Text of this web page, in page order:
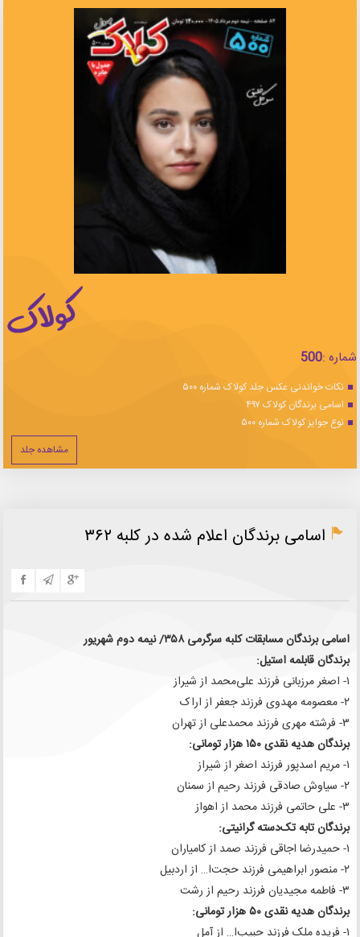
شماره :500
نکات خواندنی عکس جلد کولاک شماره ۵۰۰
اسامی برندگان کولاک ۴۹۷
نوع جوایز کولاک شماره ۵۰۰
مشاهده جلد
اسامی برندگان اعلام شده در کلبه ۳۶۲
اسامی برندگان مسابقات کلبه سرگرمی ۳۵۸/ نیمه دوم شهریور
برندگان قابلمه استیل:
۱- اصغر مرزبانی فرزند علی‌محمد از شیراز
۲- معصومه مهدوی فرزند جعفر از اراک
۳- فرشته مهری فرزند محمدعلی از تهران
برندگان هدیه نقدی ۱۵۰ هزار تومانی:
۱- مریم اسدپور فرزند اصغر از شیراز
۲- سیاوش صادقی فرزند رحیم از سمنان
۳- علی حاتمی فرزند محمد از اهواز
برندگان تابه تک‌دسته گرانیتی:
۱- حمیدرضا اجاقی فرزند صمد از کامیاران
۲- منصور ابراهیمی فرزند حجت‌ا… از اردبیل
۳- فاطمه مجیدیان فرزند رحیم از رشت
برندگان هدیه نقدی ۵۰ هزار تومانی:
۱- فریده ملک فرزند حبیب‌ا… از آمل